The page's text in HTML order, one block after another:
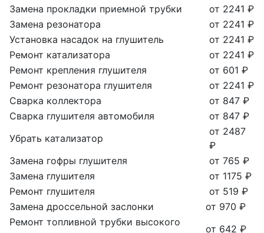
Замена прокладки приемной трубки
от 2241 ₽
Замена резонатора
от 2241 ₽
Установка насадок на глушитель
от 2241 ₽
Ремонт катализатора
от 2241 ₽
Ремонт крепления глушителя
от 601 ₽
Ремонт резонатора глушителя
от 2241 ₽
Сварка коллектора
от 847 ₽
Сварка глушителя автомобиля
от 847 ₽
Убрать катализатор
от 2487
₽
Замена гофры глушителя
от 765 ₽
Замена глушителя
от 1175 ₽
Ремонт глушителя
от 519 ₽
Замена дроссельной заслонки
от 970 ₽
Ремонт топливной трубки высокого
от 642 ₽